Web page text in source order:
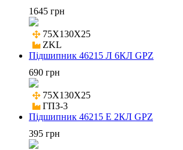
1645 грн
75X130X25
ZKL
Підшипник 46215 Л 6КЛ GPZ
690 грн
75X130X25
ГПЗ-3
Підшипник 46215 E 2КЛ GPZ
395 грн